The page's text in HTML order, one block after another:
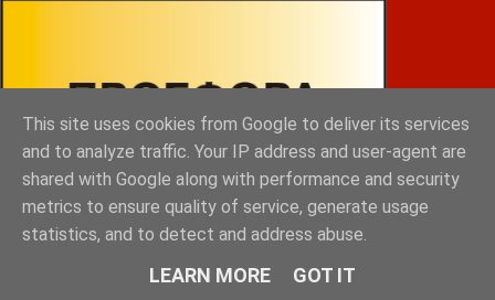
This site uses cookies from Google to deliver its services
and to analyze traffic. Your IP address and user-agent are
shared with Google along with performance and security
metrics to ensure quality of service, generate usage
statistics, and to detect and address abuse.
LEARN MORE GOT IT